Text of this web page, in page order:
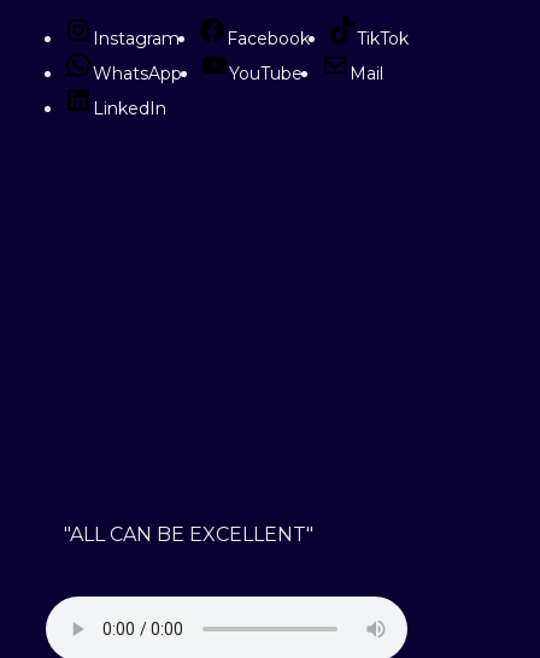
Instagram Facebook
TikTok
WhatsApp
YouTube
Mail
LinkedIn
"ALL CAN BE EXCELLENT"